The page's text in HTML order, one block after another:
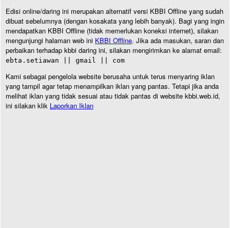
Edisi online/daring ini merupakan alternatif versi KBBI Offline yang sudah
dibuat sebelumnya (dengan kosakata yang lebih banyak). Bagi yang ingin
mendapatkan KBBI Offline (tidak memerlukan koneksi internet), silakan
mengunjungi halaman web ini KBBI Offline. Jika ada masukan, saran dan
perbaikan terhadap kbbi daring ini, silakan mengirimkan ke alamat email:
ebta.setiawan || gmail || com
Kami sebagai pengelola website berusaha untuk terus menyaring iklan
yang tampil agar tetap menampilkan iklan yang pantas. Tetapi jika anda
melihat iklan yang tidak sesuai atau tidak pantas di website kbbi.web.id,
ini silakan klik Laporkan Iklan